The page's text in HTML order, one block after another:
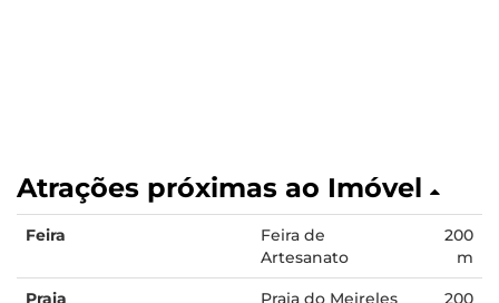
Atrações próximas ao Imóvel
Feira
Feira de
Artesanato
200
m
Praia Praia do Meireles
200